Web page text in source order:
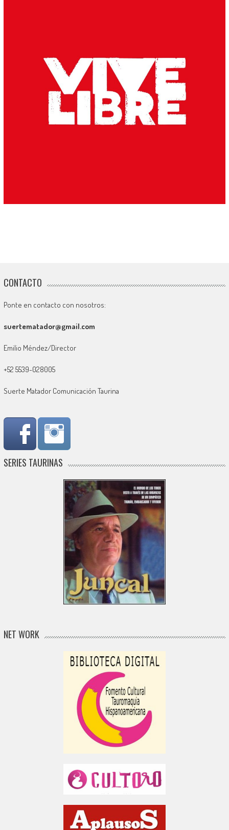
CONTACTO
Ponte en contacto con nosotros:
suertematador@gmail.com
Emilio Méndez/Director
+52 5539-028005
Suerte Matador Comunicación Taurina
SERIES TAURINAS
NET WORK